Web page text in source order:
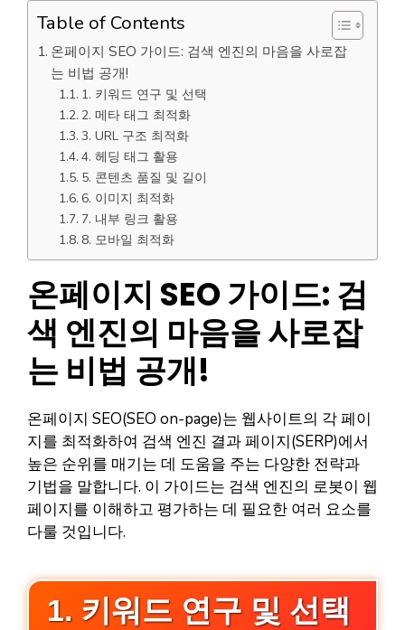
Table of Contents
온페이지 SEO 가이드: 검색 엔진의 마음을 사로잡
는 비법 공개!
1. 키워드 연구 및 선택
2. 메타 태그 최적화
3. URL 구조 최적화
4. 헤딩 태그 활용
5. 콘텐츠 품질 및 길이
6. 이미지 최적화
7. 내부 링크 활용
8. 모바일 최적화
온페이지 SEO 가이드: 검
색 엔진의 마음을 사로잡
는 비법 공개!
온페이지 SEO(SEO on-page)는 웹사이트의 각 페이
지를 최적화하여 검색 엔진 결과 페이지(SERP)에서
높은 순위를 매기는 데 도움을 주는 다양한 전략과
기법을 말합니다. 이 가이드는 검색 엔진의 로봇이 웹
페이지를 이해하고 평가하는 데 필요한 여러 요소를
다룰 것입니다.
1. 키워드 연구 및 선택